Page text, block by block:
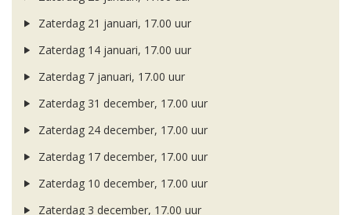
Zaterdag 21 januari, 17.00 uur
Zaterdag 14 januari, 17.00 uur
Zaterdag 7 januari, 17.00 uur
Zaterdag 31 december, 17.00 uur
Zaterdag 24 december, 17.00 uur
Zaterdag 17 december, 17.00 uur
Zaterdag 10 december, 17.00 uur
Zaterdag 3 december, 17.00 uur